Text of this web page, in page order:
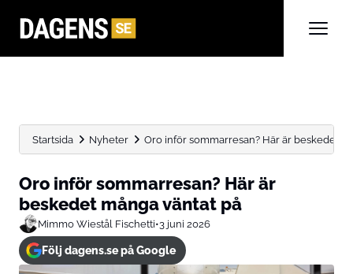
Startsida Nyheter Oro inför sommarresan? Här är beskedet
Oro inför sommarresan? Här är
beskedet många väntat på
Mimmo Wiestål Fischetti•3 juni 2026
Följ dagens.se på Google